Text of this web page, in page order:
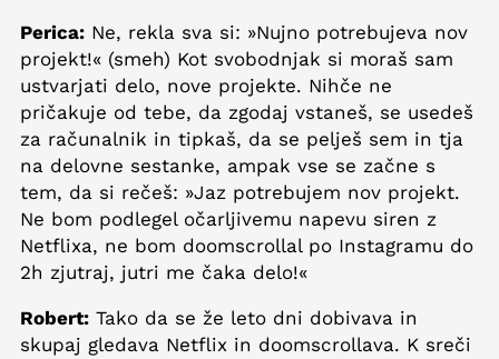
Perica: Ne, rekla sva si: »Nujno potrebujeva nov
projekt!« (smeh) Kot svobodnjak si moraš sam
ustvarjati delo, nove projekte. Nihče ne
pričakuje od tebe, da zgodaj vstaneš, se usedeš
za računalnik in tipkaš, da se pelješ sem in tja
na delovne sestanke, ampak vse se začne s
tem, da si rečeš: »Jaz potrebujem nov projekt.
Ne bom podlegel očarljivemu napevu siren z
Netflixa, ne bom doomscrollal po Instagramu do
2h zjutraj, jutri me čaka delo!«
Robert: Tako da se že leto dni dobivava in
skupaj gledava Netflix in doomscrollava. K sreči